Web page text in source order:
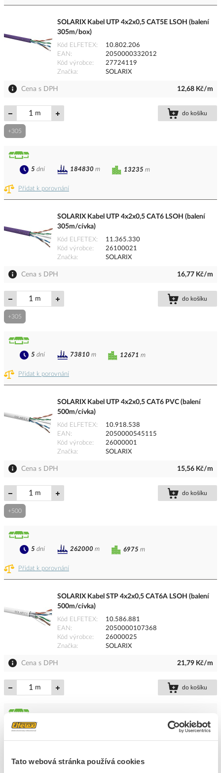
Tato webová stránka používá cookies
SOLARIX Kabel UTP 4x2x0,5 CAT5E LSOH (balení
305m/box)
Kód ELFETEX
10.802.206
EAN
2050000332012
Kód výrobce
27724119
Značka
SOLARIX
Cena s DPH 12,68 Kč/m
m do košíku
+305
Přidat k porovnání
13235 m
5 dní 184830 m
SOLARIX Kabel UTP 4x2x0,5 CAT6 LSOH (balení
305m/cívka)
Kód ELFETEX
11.365.330
Kód výrobce
26100021
Značka
SOLARIX
Cena s DPH 16,77 Kč/m
m do košíku
+305
Přidat k porovnání
12671 m
5 dní 73810 m
SOLARIX Kabel UTP 4x2x0,5 CAT6 PVC (balení
500m/cívka)
Kód ELFETEX
10.918.538
EAN
2050000545115
Kód výrobce
26000001
Značka
SOLARIX
Cena s DPH 15,56 Kč/m
m do košíku
+500
Přidat k porovnání
6975 m
5 dní 262000 m
SOLARIX Kabel STP 4x2x0,5 CAT6A LSOH (balení
500m/cívka)
Kód ELFETEX
10.586.881
EAN
2050000107368
Kód výrobce
26000025
Značka
SOLARIX
Cena s DPH 21,79 Kč/m
m do košíku
5dní